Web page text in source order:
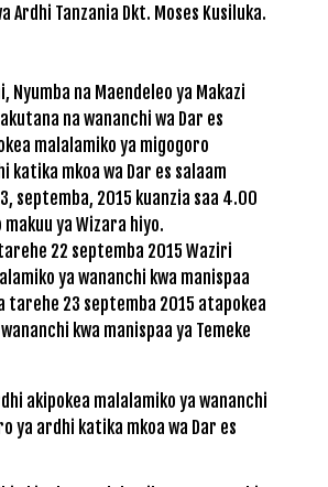
Ardhi Tanzania Dkt. Moses Kusiluka.
Nyumba na Maendeleo ya Makazi
na wananchi wa Dar es
malalamiko ya migogoro
katika mkoa wa Dar es salaam
septemba, 2015 kuanzia saa 4.00
ya Wizara hiyo.
22 septemba 2015 Waziri
ya wananchi kwa manispaa
tarehe 23 septemba 2015 atapokea
kwa manispaa ya Temeke